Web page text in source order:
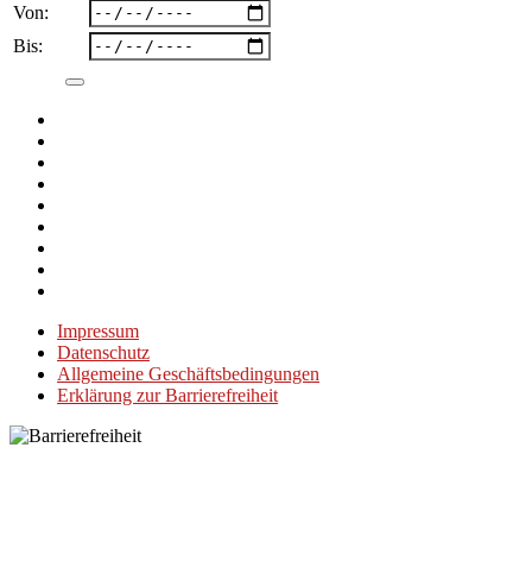
Von:
Bis:
Impressum
Datenschutz
Allgemeine Geschäftsbedingungen
Erklärung zur Barrierefreiheit